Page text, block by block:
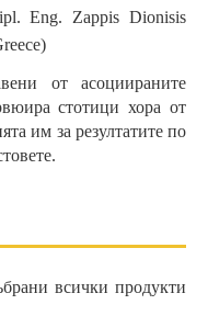
Eng. Zappis Dionisis
от асоциираните
стотици хора от
им за резултатите по
всички продукти